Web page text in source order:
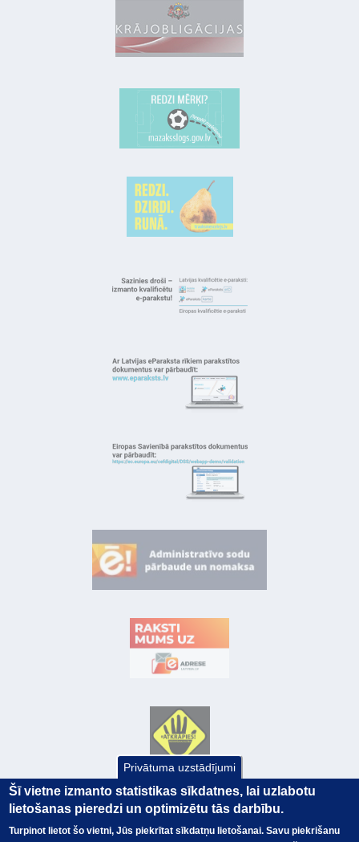
Privātuma uzstādījumi
Šī vietne izmanto statistikas sīkdatnes, lai uzlabotu
lietošanas pieredzi un optimizētu tās darbību.
Turpinot lietot šo vietni, Jūs piekrītat sīkdatņu lietošanai. Savu piekrišanu